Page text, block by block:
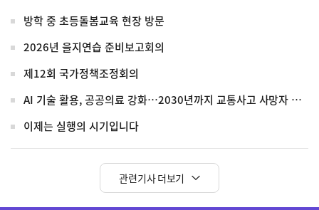
방학 중 초등돌봄교육 현장 방문
2026년 을지연습 준비보고회의
제12회 국가정책조정회의
AI 기술 활용, 공공의료 강화…2030년까지 교통사고 사망자 30%↓
이제는 실행의 시기입니다
관련기사 더보기